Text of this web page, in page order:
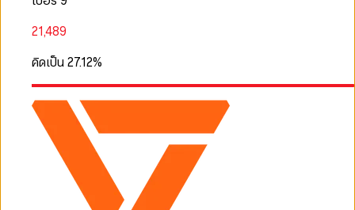
21,489
คิดเป็น27.12%